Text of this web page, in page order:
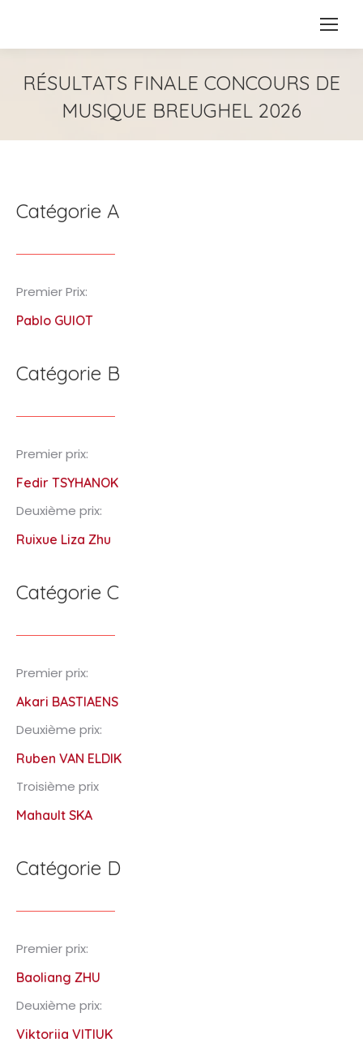
RÉSULTATS FINALE CONCOURS DE
MUSIQUE BREUGHEL 2026
Catégorie A
Premier Prix:
Pablo GUIOT
Catégorie B
Premier prix:
Fedir TSYHANOK
Deuxième prix:
Ruixue Liza Zhu
Catégorie C
Premier prix:
Akari BASTIAENS
Deuxième prix:
Ruben VAN ELDIK
Troisième prix
Mahault SKA
Catégorie D
Premier prix:
Baoliang ZHU
Deuxième prix:
Viktoriia VITIUK